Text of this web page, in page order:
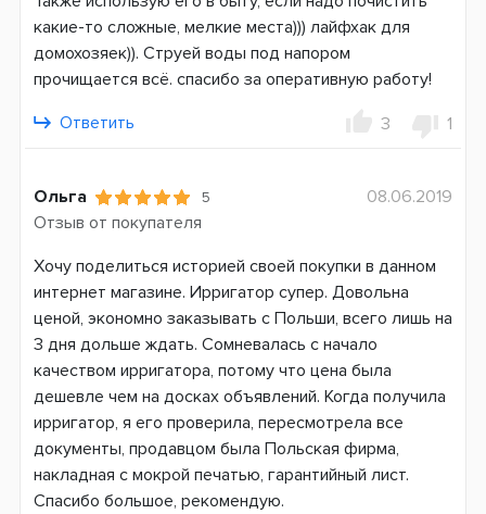
какие-то сложные, мелкие места))) лайфхак для
домохозяек)). Струей воды под напором
прочищается всё. спасибо за оперативную работу!
Ответить
3 1
Ольга 5
Отзыв от покупателя
08.06.2019
Хочу поделиться историей своей покупки в данном
интернет магазине. Ирригатор супер. Довольна
ценой, экономно заказывать с Польши, всего лишь на
3 дня дольше ждать. Сомневалась с начало
качеством ирригатора, потому что цена была
дешевле чем на досках объявлений. Когда получила
ирригатор, я его проверила, пересмотрела все
документы, продавцом была Польская фирма,
накладная с мокрой печатью, гарантийный лист.
Спасибо большое, рекомендую.